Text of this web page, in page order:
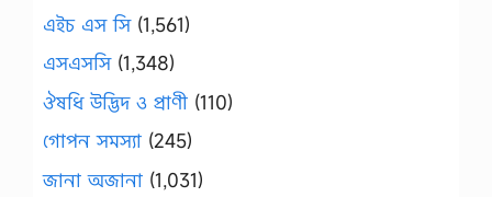
এইচ এস সি(1,561)
এসএসসি(1,348)
ঔষধি উদ্ভিদ ও প্রাণী (110)
গোপন সমস্যা (245)
জানা অজানা (1,031)